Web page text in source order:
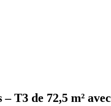
– T3 de 72,5 m²